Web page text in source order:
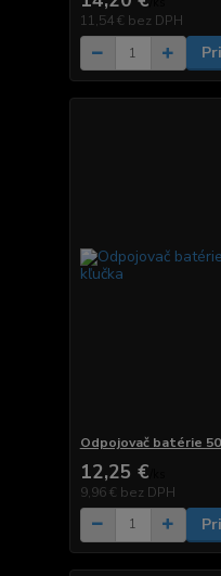
11,54 € bez DPH
Odpojovač batérie
12,25 €
9,96 € bez DPH